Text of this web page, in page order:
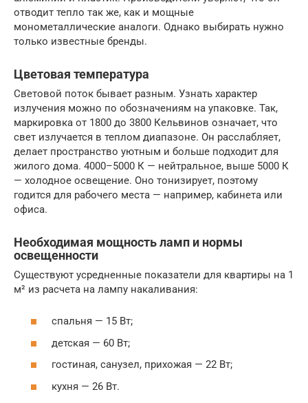
отводит тепло так же, как и мощные
монометаллические аналоги. Однако выбирать нужно
только известные бренды.
Цветовая температура
Световой поток бывает разным. Узнать характер
излучения можно по обозначениям на упаковке. Так,
маркировка от 1800 до 3800 Кельвинов означает, что
свет излучается в теплом диапазоне. Он расслабляет,
делает пространство уютным и больше подходит для
жилого дома. 4000–5000 К — нейтральное, выше 5000 К
— холодное освещение. Оно тонизирует, поэтому
годится для рабочего места — например, кабинета или
офиса.
Необходимая мощность ламп и нормы
освещенности
Существуют усредненные показатели для квартиры на 1
м² из расчета на лампу накаливания:
спальня — 15 Вт;
детская — 60 Вт;
гостиная, санузел, прихожая — 22 Вт;
кухня — 26 Вт.